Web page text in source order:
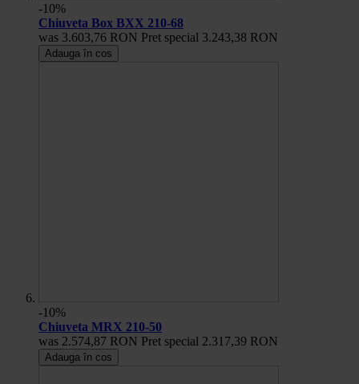
-10%
Chiuveta Box BXX 210-68
was 3.603,76 RON Pret special 3.243,38 RON
Adauga în cos
-10%
Chiuveta MRX 210-50
was 2.574,87 RON Pret special 2.317,39 RON
Adauga în cos